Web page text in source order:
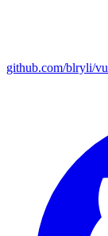
github.com/blryli/